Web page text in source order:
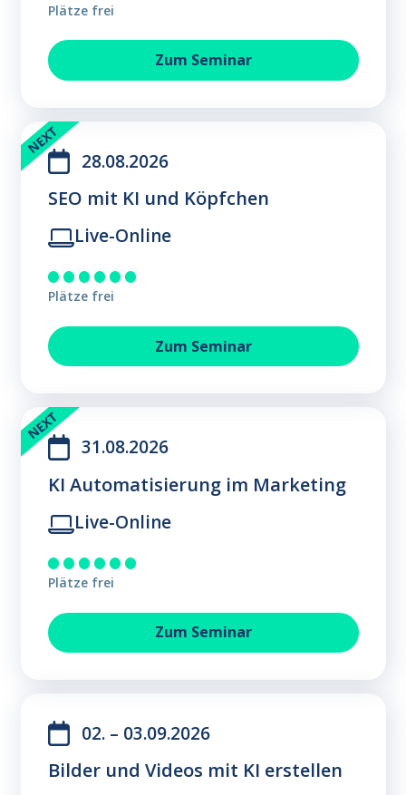
Plätze frei
Zum Texten fürs Web im KI-
Seminar
28.08.2026
SEO mit KI und Köpfchen
Live-Online
Plätze frei
Zum SEO mit KI und Köpfchen
Seminar
31.08.2026
KI Automatisierung im Marketing
Live-Online
Plätze frei
Zum KI Automatisierung im
Seminar
02. – 03.09.2026
Bilder und Videos mit KI erstellen